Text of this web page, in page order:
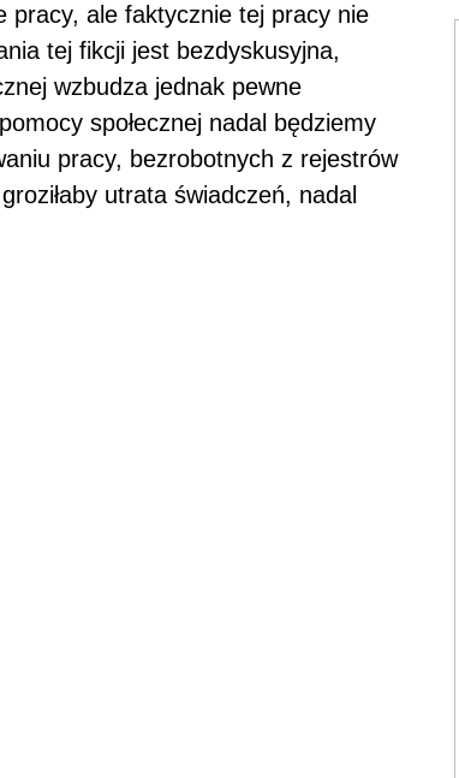
pracy, ale faktycznie tej pracy nie
tej fikcji jest bezdyskusyjna,
wzbudza jednak pewne
społecznej nadal będziemy
pracy, bezrobotnych z rejestrów
utrata świadczeń, nadal